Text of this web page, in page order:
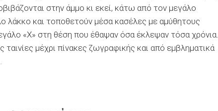
στην άμμο κι εκεί, κάτω από τον μεγάλο
λάκκο και τοποθετούν μέσα κασέλες με αμύθητους
«Χ» στη θέση που έθαψαν όσα έκλεψαν τόσα χρόνια.
μέχρι πίνακες ζωγραφικής και από εμβληματικά